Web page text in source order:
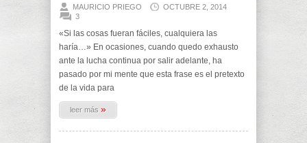
MAURICIO PRIEGO
OCTUBRE 2, 2014
3
«Si las cosas fueran fáciles, cualquiera las
haría…» En ocasiones, cuando quedo exhausto
ante la lucha continua por salir adelante, ha
pasado por mi mente que esta frase es el pretexto
de la vida para
leer más »